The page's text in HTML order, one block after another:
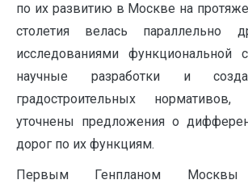
по их развитию в Москве на
столетия велась параллельно
исследованиями функциональной
научные разработки и
градостроительных
уточнены предложения о
дорог по их функциям.
Первым Генпланом